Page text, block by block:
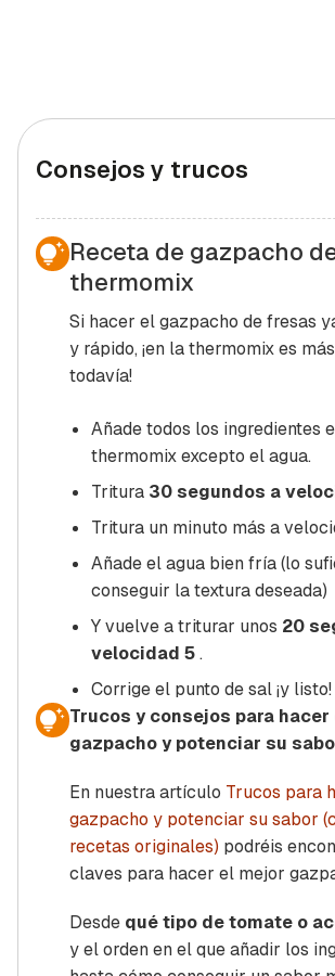
Consejos y trucos
Receta de gazpacho
thermomix
Si hacer el gazpacho de fresas
y rápido, ¡en la thermomix es
todavía!
Añade todos los ingredientes
thermomix excepto el agua.
Tritura 30 segundos a
Tritura un minuto más a
Añade el agua bien fría (lo
conseguir la textura deseada)
Y vuelve a triturar unos 20
velocidad 5.
Corrige el punto de sal ¡y listo!
Trucos y consejos para hacer
gazpacho y potenciar su
En nuestra artículo Trucos para
gazpacho y potenciar su sabor
recetas originales) podréis
claves para hacer el mejor
Desde qué tipo de tomate o
y el orden en el que añadir los